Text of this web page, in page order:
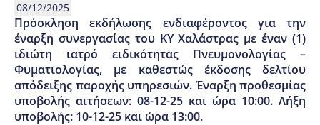
08/12/2025
Πρόσκληση εκδήλωσης ενδιαφέροντος για την
έναρξη συνεργασίας του ΚΥ Χαλάστρας με έναν (1)
ιδιώτη ιατρό ειδικότητας Πνευμονολογίας –
Φυματιολογίας, με καθεστώς έκδοσης δελτίου
απόδειξης παροχής υπηρεσιών. Έναρξη προθεσμίας
υποβολής αιτήσεων: 08-12-25 και ώρα 10:00. Λήξη
υποβολής: 10-12-25 και ώρα 13:00.